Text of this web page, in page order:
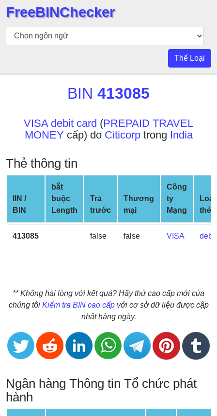
Kiểm
tra
BIN
Generator
BIN
Checker
v2
BIN
CC
Credit
Validator
Credit
Card
Random
Credit
Card
FreeBINChecker
Thể Loại
BIN 413085
VISA debit card (PREPAID TRAVEL
MONEY cấp) do Citicorptrong India
Thẻ thông tin
IIN /
BIN
bắt
buộc
Length
Trả
trước
Thương
mại
Công
ty
Mạng
Loại
thẻ
413085 false false VISA debit
** Không hài lòng với kết quả? Hãy thử cao cấp mới của
chúng tôi Kiểm tra BIN cao cấpvới cơ sở dữ liệu được cập
nhật hàng ngày.
Ngân hàng Thông tin Tổ chức phát
hành